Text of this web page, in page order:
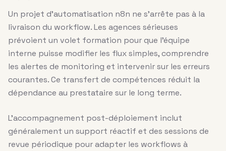
Un projet d’automatisation n8n ne s’arrête pas à la
livraison du workflow. Les agences sérieuses
prévoient un volet formation pour que l’équipe
interne puisse modifier les flux simples, comprendre
les alertes de monitoring et intervenir sur les erreurs
courantes. Ce transfert de compétences réduit la
dépendance au prestataire sur le long terme.
L’accompagnement post-déploiement inclut
généralement un support réactif et des sessions de
revue périodique pour adapter les workflows à